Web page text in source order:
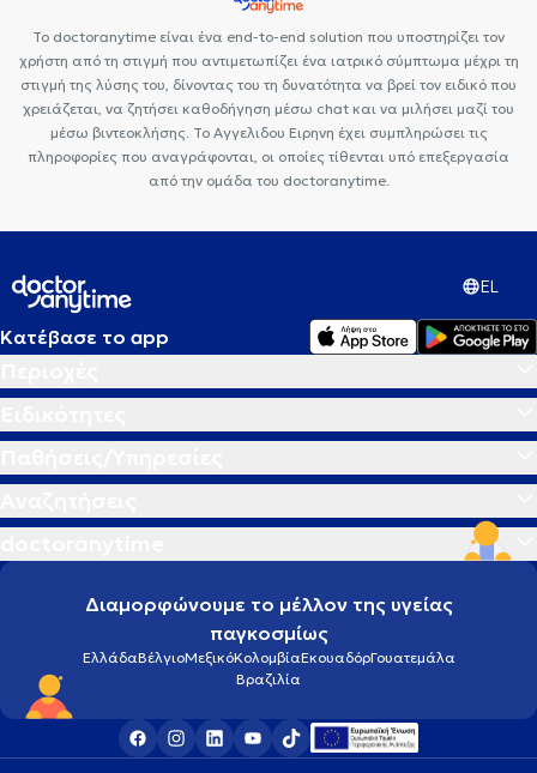
Σαλπιγγογραφία Τεστ ΠΑΠ
Υστεροσκόπηση
Το doctoranytime είναι ένα end-to-end solution που υποστηρίζει τον
χρήστη από τη στιγμή που αντιμετωπίζει ένα ιατρικό σύμπτωμα μέχρι τη
στιγμή της λύσης του, δίνοντας του τη δυνατότητα να βρεί τον ειδικό που
χρειάζεται, να ζητήσει καθοδήγηση μέσω chat και να μιλήσει μαζί του
μέσω βιντεοκλήσης. Το Αγγελιδου Ειρηνη έχει συμπληρώσει τις
πληροφορίες που αναγράφονται, οι οποίες τίθενται υπό επεξεργασία
από την ομάδα του doctoranytime.
EL
Κατέβασε το app
Διαμορφώνουμε το μέλλον της υγείας
παγκοσμίως
ΕλλάδαΒέλγιοΜεξικόΚολομβίαΕκουαδόρΓουατεμάλα
Βραζιλία